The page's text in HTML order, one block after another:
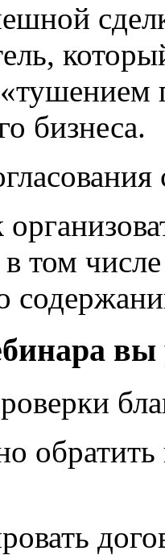
бизнеса.
том
вы
обратить